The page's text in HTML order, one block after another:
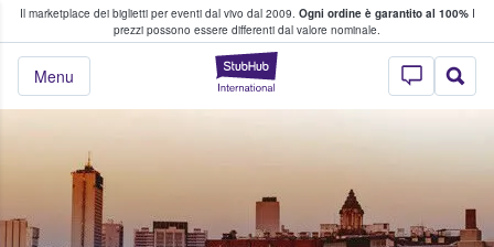
Il marketplace dei biglietti per eventi dal vivo dal 2009. Ogni ordine è garantito al 100%I
prezzi possono essere differenti dal valore nominale.
StubHub - Dove
Menu
fan comprano e vendono biglietti